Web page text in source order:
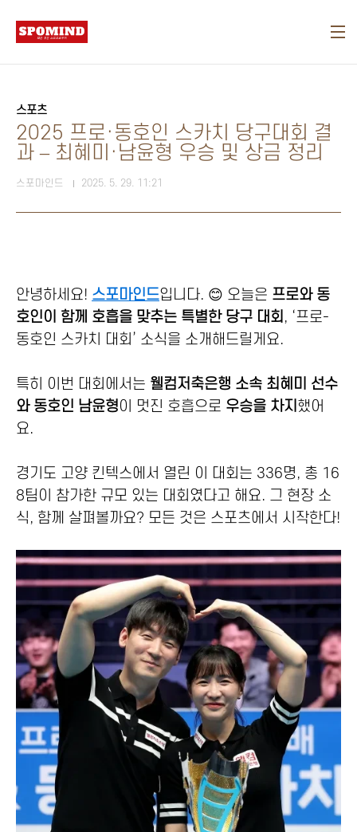
스포츠
2025 프로·동호인 스카치 당구대회 결
과 – 최혜미·남윤형 우승 및 상금 정리
스포마인드 2025. 5. 29. 11:21
안녕하세요! 스포마인드입니다. 😊 오늘은 프로와 동
호인이 함께 호흡을 맞추는 특별한 당구 대회 , ‘프로-
동호인 스카치 대회’ 소식을 소개해드릴게요.
특히 이번 대회에서는 웰컴저축은행 소속 최혜미 선수
와 동호인 남윤형이 멋진 호흡으로 우승을 차지 했어
요.
경기도 고양 킨텍스에서 열린 이 대회는 336명, 총 16
8팀이 참가한 규모 있는 대회였다고 해요. 그 현장 소
식, 함께 살펴볼까요? 모든 것은 스포츠에서 시작한다!